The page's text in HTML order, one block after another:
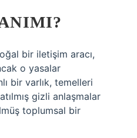
bir iletişim aracı,
o yasalar
bir varlık, temelleri
gizli anlaşmalar
toplumsal bir